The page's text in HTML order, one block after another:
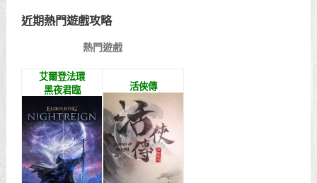
近期熱門遊戲攻略
熱門遊戲
艾爾登法環
黑夜君臨
活俠傳